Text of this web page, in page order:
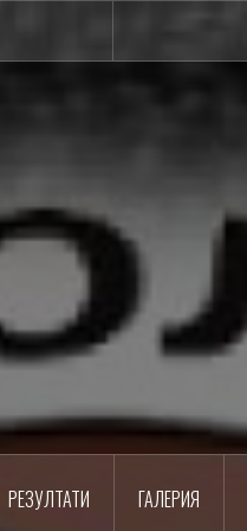
Шумен
Баскетболен клуб
РЕЗУЛТАТИ ГАЛЕРИЯ